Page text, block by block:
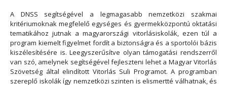
A DNSS segítségével a legmagasabb nemzetközi szakmai
kritériumoknak megfelelő egységes és gyermekközpontú oktatási
tematikához jutnak a magyarországi vitorlásiskolák, ezen túl a
program kiemelt figyelmet fordít a biztonságra és a sportolói bázis
kiszélesítésére is. Leegyszerűsítve olyan támogatási rendszerről
van szó, amelynek segítségével fejleszteni lehet a Magyar Vitorlás
Szövetség által elindított Vitorlás Suli Programot. A programban
szereplő iskolák így nemzetközi szinten is elismertté válhatnak, és